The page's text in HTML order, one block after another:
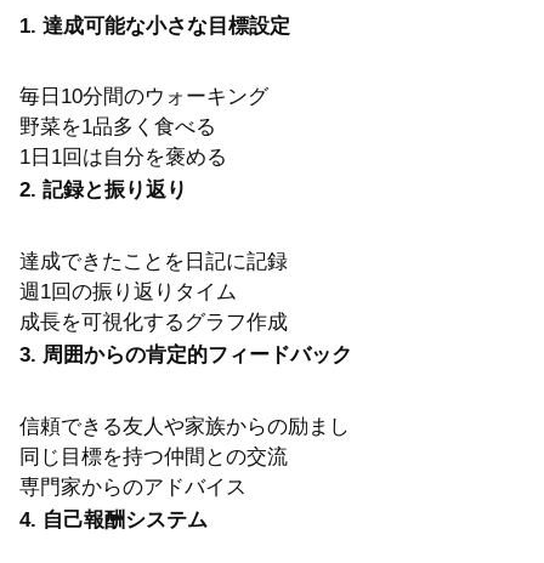
1. 達成可能な小さな目標設定
毎日10分間のウォーキング
野菜を1品多く食べる
1日1回は自分を褒める
2. 記録と振り返り
達成できたことを日記に記録
週1回の振り返りタイム
成長を可視化するグラフ作成
3. 周囲からの肯定的フィードバック
信頼できる友人や家族からの励まし
同じ目標を持つ仲間との交流
専門家からのアドバイス
4. 自己報酬システム